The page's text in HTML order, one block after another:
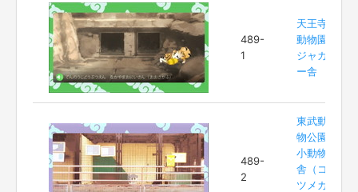
489-
1
天王寺
動物園
ジャガ
ー舎
489-
2
東武動
物公園
小動物
舎（コ
ツメカ